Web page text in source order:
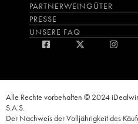
PARTNERWEINGÜTER
PRESSE
UNSERE FAQ
Alle Rechte vorbehalten © 2024
S.A.S.
Der Nachweis der Volljährigkeit des